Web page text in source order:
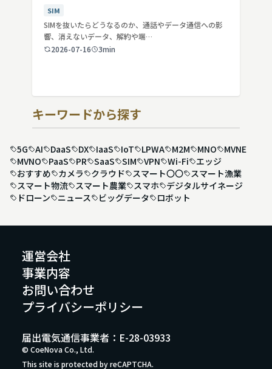
SIM
SIMを抜いたらどうなるのか、通話やデータ通信への影
響、消えないデータ、解約や端…
2026-07-16
3min
キーワードから探す
5G AI DaaS DX IaaS IoT LPWA M2M MNO
MVNE
MVNO
PaaS PR SaaS SIM VPN Wi-Fi
エッジ
おすすめ
カメラ クラウド スマート〇〇
スマート漁業
スマート物流
スマート農業 スマホ
デジタルサイネージ
ドローン
ニュース ビッグデータ ロボット
運営会社
事業内容
お問い合わせ
プライバシーポリシー
© CoeNova Co., Ltd.
This site is protected by reCAPTCHA.
届出電気通信事業者：E-28-03933